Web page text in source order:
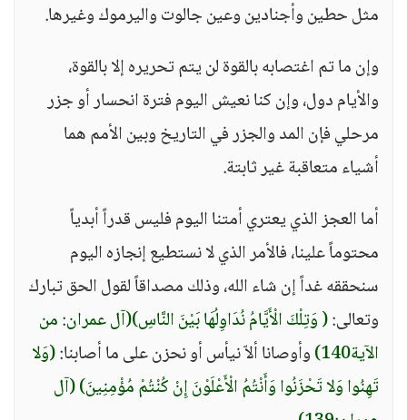
مثل حطين وأجنادين وعين جالوت واليرموك وغيرها.
وإن ما تم اغتصابه بالقوة لن يتم تحريره إلا بالقوة،
والأيام دول، وإن كنا نعيش اليوم فترة انحسار أو جزر
مرحلي فإن المد والجزر في التاريخ وبين الأمم هما
أشياء متعاقبة غير ثابتة.
أما العجز الذي يعتري أمتنا اليوم فليس قدراً أبدياً
محتوماً علينا، فالأمر الذي لا نستطيع إنجازه اليوم
سنحققه غداً إن شاء الله، وذلك مصداقاً لقول الحق تبارك
وتعالى:( وَتِلْكَ الْأَيَّامُ نُدَاوِلُهَا بَيْنَ النَّاسِ)(آل عمران: من
الآية140)
وأوصانا ألاّ نيأس أو نحزن على ما أصابنا:(وَلا
تَهِنُوا وَلا تَحْزَنُوا وَأَنْتُمُ الْأَعْلَوْنَ إِنْ كُنْتُمْ مُؤْمِنِينَ)(آل